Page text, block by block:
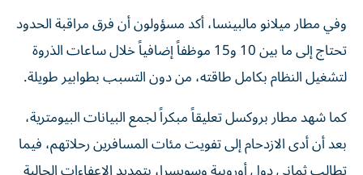
وفي مطار ميلانو مالبينسا، أكد مسؤولون أن فرق مراقبة الحدود
تحتاج إلى ما بين 10 و15 موظفاً إضافياً خلال ساعات الذروة
لتشغيل النظام بكامل طاقته، من دون التسبب بطوابير طويلة.
كما شهد مطار بروكسل تعليقاً مبكراً لجمع البيانات البيومترية،
بعد أن أدى الازدحام إلى تفويت مئات المسافرين رحلاتهم، فيما